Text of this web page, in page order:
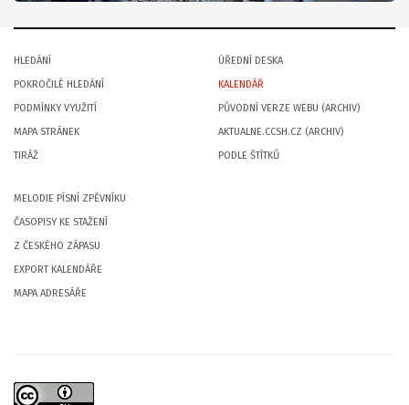
HLEDÁNÍ
POKROČILÉ HLEDÁNÍ
PODMÍNKY VYUŽITÍ
MAPA STRÁNEK
TIRÁŽ
ÚŘEDNÍ DESKA
KALENDÁŘ
PŮVODNÍ VERZE WEBU (ARCHIV)
AKTUALNE.CCSH.CZ (ARCHIV)
PODLE ŠTÍTKŮ
MELODIE PÍSNÍ ZPĚVNÍKU
ČASOPISY KE STAŽENÍ
Z ČESKÉHO ZÁPASU
EXPORT KALENDÁŘE
MAPA ADRESÁŘE